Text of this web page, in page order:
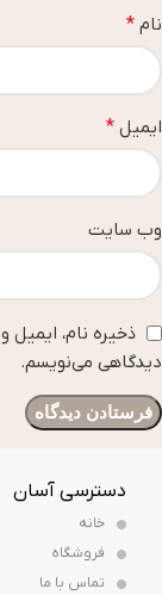
نام *
ایمیل *
وب‌ سایت
ذخیره نام، ایمیل
دیدگاهی می‌نویسم.
دسترسی آسان
خانه
فروشگاه
تماس با ما